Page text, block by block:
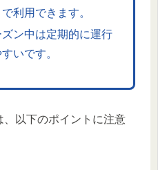
利用できます。
ン中は定期的に運行
いです。
、以下のポイントに注意